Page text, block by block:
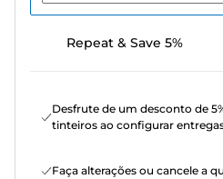
Repeat & Save 5%
Desfrute de um desconto de
tinteiros ao configurar
Faça alterações ou cancele a